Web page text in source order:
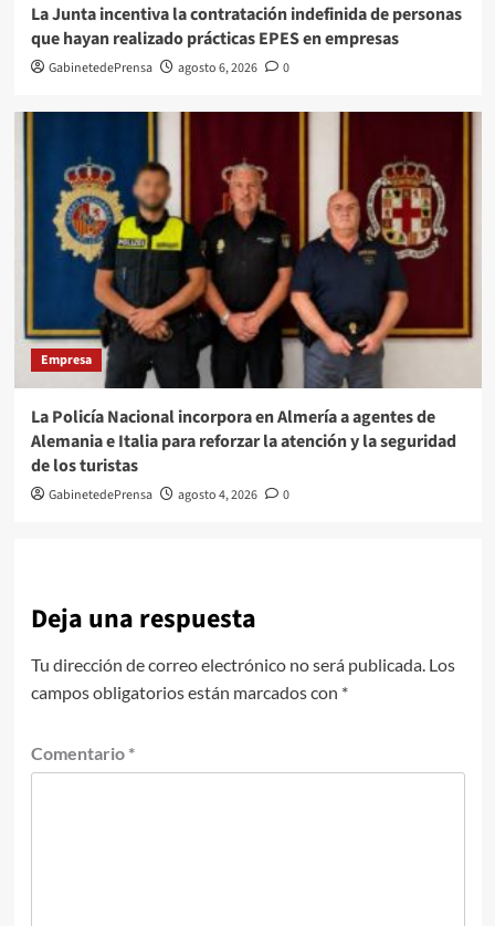
La Junta incentiva la contratación indefinida de personas
que hayan realizado prácticas EPES en empresas
GabinetedePrensa agosto 6, 2026 0
Empresa
La Policía Nacional incorpora en Almería a agentes de
Alemania e Italia para reforzar la atención y la seguridad
de los turistas
GabinetedePrensa agosto 4, 2026 0
Deja una respuesta
Tu dirección de correo electrónico no será publicada. Los
campos obligatorios están marcados con *
Comentario *